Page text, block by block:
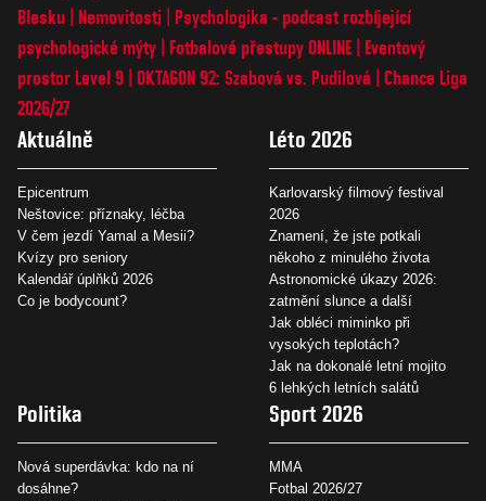
Blesku
Nemovitosti
Psychologika - podcast rozbíjející
psychologické mýty
Fotbalové přestupy ONLINE
Eventový
prostor Level 9 OKTAGON 92: Szabová vs. Pudilová
Chance Liga
2026/27
Aktuálně
Epicentrum
Neštovice: příznaky, léčba
V čem jezdí Yamal a Mesii?
Kvízy pro seniory
Kalendář úplňků 2026
Co je bodycount?
Léto 2026
Karlovarský filmový festival
2026
Znamení, že jste potkali
někoho z minulého života
Astronomické úkazy 2026:
zatmění slunce a další
Jak obléci miminko při
vysokých teplotách?
Jak na dokonalé letní mojito
6 lehkých letních salátů
Politika
Nová superdávka: kdo na ní
dosáhne?
Sport 2026
MMA
Fotbal 2026/27